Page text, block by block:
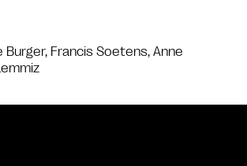
Burger, Francis Soetens, Anne